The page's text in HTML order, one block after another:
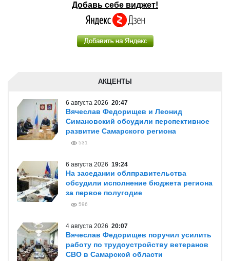
Добавь себе виджет!
АКЦЕНТЫ
6 августа 2026 20:47
Вячеслав Федорищев и Леонид
Симановский обсудили перспективное
развитие Самарского региона
531
6 августа 2026 19:24
На заседании облправительства
обсудили исполнение бюджета региона
за первое полугодие
596
4 августа 2026 20:07
Вячеслав Федорищев поручил усилить
работу по трудоустройству ветеранов
СВО в Самарской области